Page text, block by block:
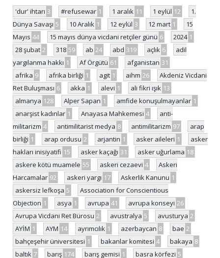
'dur' ihtarı 3 #refusewar 1 1 aralık 11 1 eylül 12
1.
Dünya Savaşı 5 10 Aralık 1 12 eylül 3 12 mart 1
15
Mayıs 44 15 mayıs dünya vicdani retçiler günü 6 2024 1
28 şubat 2 318 59 ab 24 abd 319 açlık 6
adil
yargılanma hakkı 1 Af Örgütü 61 afganistan 31
afrika 9 afrika birliği 1 agit 1 aihm 26
Akdeniz Vicdani
Ret Buluşması 6 akka 1 alevi 1 ali fikri ışık 13
almanya 128 Alper Sapan 1 amfide konuşulmayanlar 1
anarşist kadınlar 1 Anayasa Mahkemesi 4
anti-
militarizm 4 antimilitarist medya 8 antimilitarizm 97
arap
birliği 1 arap ordusu 2 arjantin 1 asker aileleri 1
asker
hakları inisiyatifi 15 asker kaçağı 31 asker uğurlama 18
askere kötü muamele 55 askeri cezaevi 4
Askeri
Harcamalar 92 askeri yargı 17 Askerlik Kanunu 1
askersiz lefkoşa 5
Association for Conscientious
Objection 1 asya 1 avrupa 41 avrupa konseyi 26
Avrupa Vicdani Ret Bürosu 2 avustralya 5 avusturya 2
AYİM 1 AYM 14 ayrımcılık 1 azerbaycan 8 bae 2
bahçeşehir üniversitesi 1 bakanlar komitesi 4 bakaya 8
baltık 7 barış 174 barış gemisi 1 basra körfezi 5